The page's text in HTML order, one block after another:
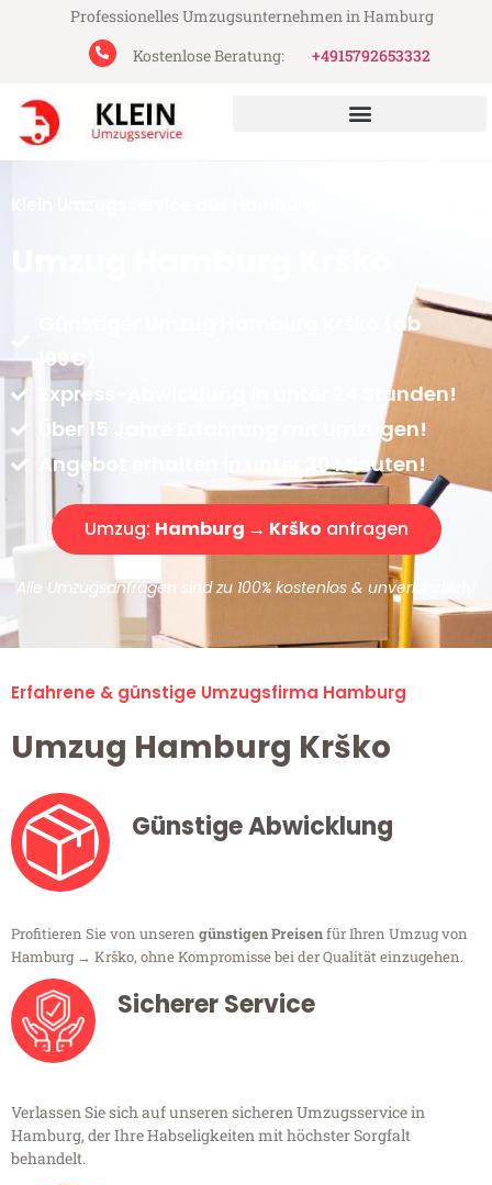
Professionelles Umzugsunternehmen in Hamburg
Kostenlose Beratung:
+4915792653332
Günstiger Umzug Hamburg Krško (ab
199€)
Express-Abwicklung in unter 24 Stunden!
Über 15 Jahre Erfahrung mit Umzügen!
Angebot erhalten in unter 30 Minuten!
Umzug: Hamburg → Krško anfragen
Alle Umzugsanfragen sind zu 100% kostenlos & unverbindlich!
Erfahrene & günstige Umzugsfirma Hamburg
Umzug Hamburg Krško
Günstige Abwicklung
Profitieren Sie von unseren günstigen Preisenfür Ihren Umzug von
Hamburg → Krško, ohne Kompromisse bei der Qualität einzugehen.
Sicherer Service
Verlassen Sie sich auf unseren sicheren Umzugsservice in
Hamburg, der Ihre Habseligkeiten mit höchster Sorgfalt
behandelt.